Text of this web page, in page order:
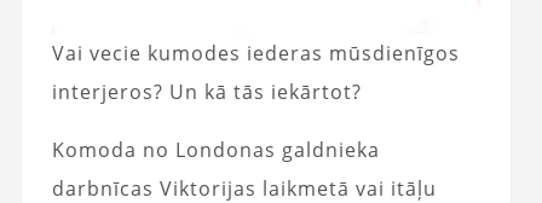
Vai vecie kumodes iederas mūsdienīgos
interjeros? Un kā tās iekārtot?
Komoda no Londonas galdnieka
darbnīcas Viktorijas laikmetā vai itāļu